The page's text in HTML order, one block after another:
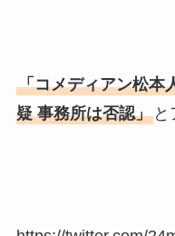
「コメディアン松本
疑 事務所は否認」と